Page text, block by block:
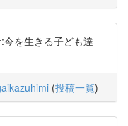
を生きる子ども達
(投稿一覧)